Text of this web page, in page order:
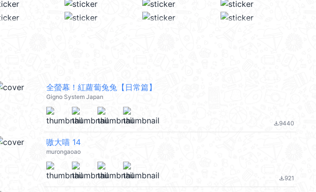
全螢幕！紅蘿蔔兔兔【日常篇】
Gigno System Japan
file_download9440
嗷大喵 14
murongaoao
file_download921